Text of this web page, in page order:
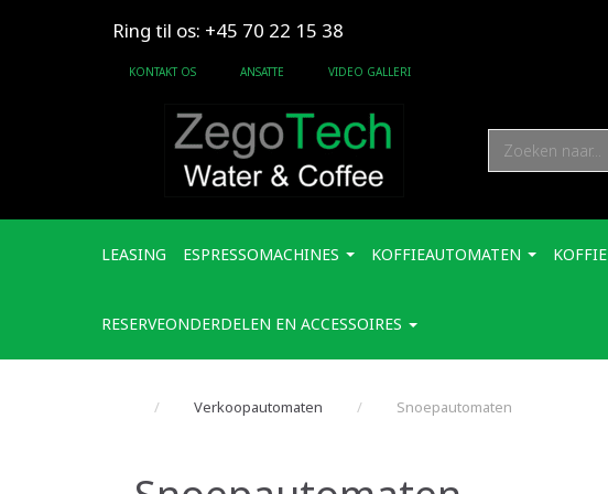
Ring til os: +45 70 22 15 38
KONTAKT OS ANSATTE VIDEO GALLERI
LEASING ESPRESSOMACHINES KOFFIEAUTOMATEN KOFFIE
RESERVEONDERDELEN EN ACCESSOIRES
Verkoopautomaten Snoepautomaten